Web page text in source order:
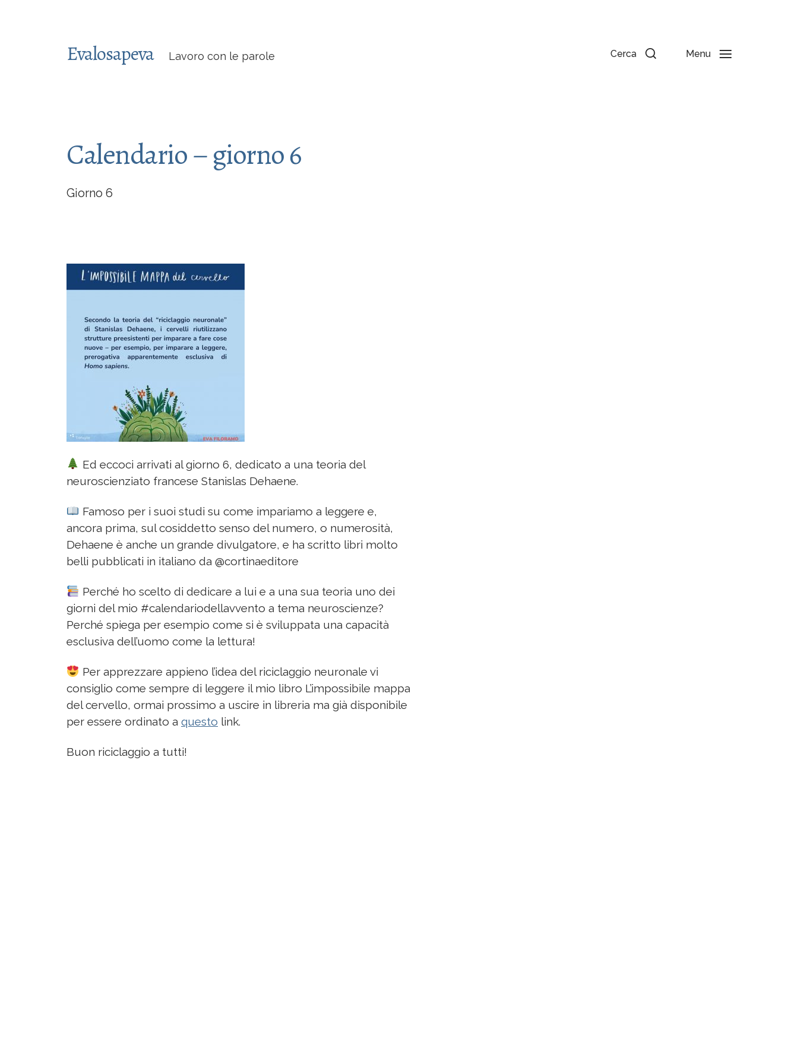
Evalosapeva Lavoro con le parole Cerca Menu
Calendario – giorno 6
Giorno 6
Ed eccoci arrivati al giorno 6, dedicato a una teoria del
neuroscienziato francese Stanislas Dehaene.
Famoso per i suoi studi su come impariamo a leggere e,
ancora prima, sul cosiddetto senso del numero, o numerosità,
Dehaene è anche un grande divulgatore, e ha scritto libri molto
belli pubblicati in italiano da @cortinaeditore
Perché ho scelto di dedicare a lui e a una sua teoria uno dei
giorni del mio #calendariodellavvento a tema neuroscienze?
Perché spiega per esempio come si è sviluppata una capacità
esclusiva dell’uomo come la lettura!
Per apprezzare appieno l’idea del riciclaggio neuronale vi
consiglio come sempre di leggere il mio libro L’impossibile mappa
del cervello, ormai prossimo a uscire in libreria ma già disponibile
per essere ordinato a questo link.
Buon riciclaggio a tutti!